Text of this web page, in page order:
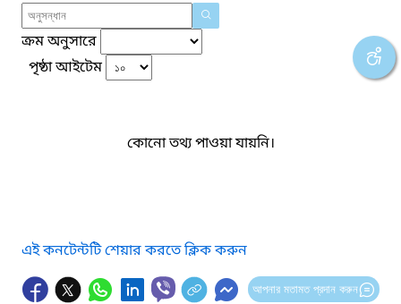
ক্রম অনুসারে
পৃষ্ঠা আইটেম
কোনো তথ্য পাওয়া যায়নি।
এই কনটেন্টটি শেয়ার করতে ক্লিক করুন
আপনার মতামত প্রদান করুন